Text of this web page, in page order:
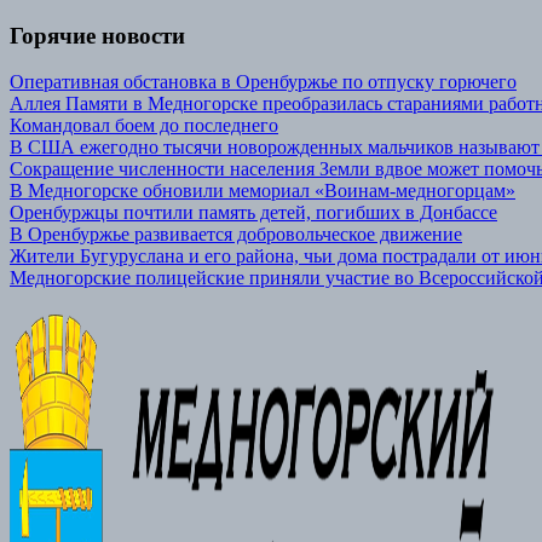
Горячие новости
Оперативная обстановка в Оренбуржье по отпуску горючего
Аллея Памяти в Медногорске преобразилась стараниями
Командовал боем до последнего
В США ежегодно тысячи новорожденных мальчиков
Сокращение численности населения Земли вдвое может
В Медногорске обновили мемориал «Воинам-медногорцам»
Оренбуржцы почтили память детей, погибших в Донбассе
В Оренбуржье развивается добровольческое движение
Жители Бугуруслана и его района, чьи дома пострадали от
Медногорские полицейские приняли участие во